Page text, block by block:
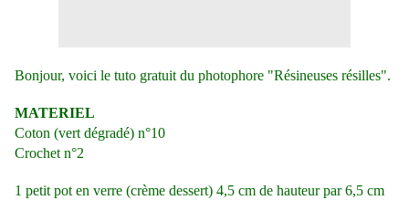
Bonjour, voici le tuto gratuit du photophore "Résineuses résilles".
MATERIEL
Coton (vert dégradé) n°10
Crochet n°2
1 petit pot en verre (crème dessert) 4,5 cm de hauteur par 6,5 cm